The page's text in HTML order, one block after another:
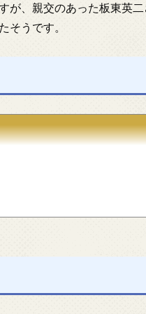
が、親交のあった板東英二
そうです。